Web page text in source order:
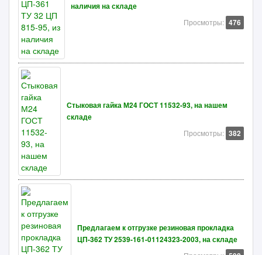
наличия на складе
Просмотры: 476
Стыковая гайка М24 ГОСТ 11532-93, на нашем
складе
Просмотры: 382
Предлагаем к отгрузке резиновая прокладка
ЦП-362 ТУ 2539-161-01124323-2003, на складе